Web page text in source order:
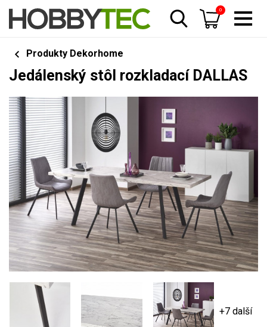
0
Produkty Dekorhome
Jedálenský stôl rozkladací DALLAS
+7 další